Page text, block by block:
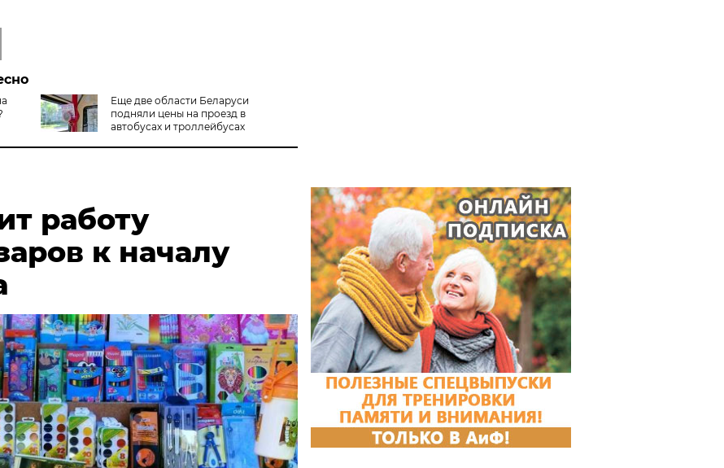
Еще две области Беларуси
подняли цены на проезд в
автобусах и троллейбусах
работу
к началу